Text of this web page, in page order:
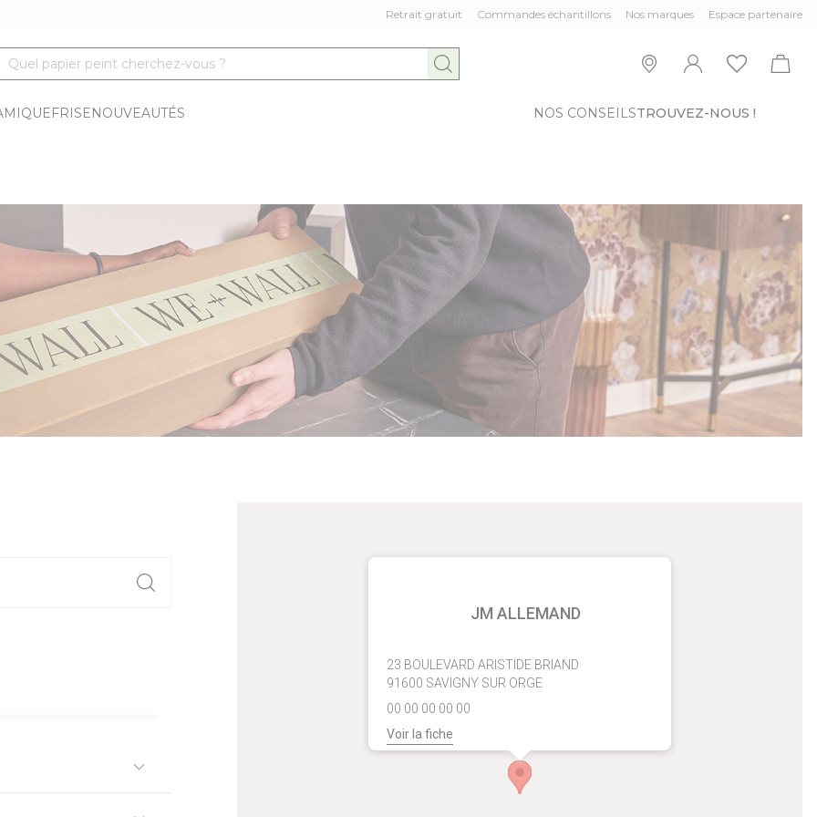
Retrait gratuit Commandes échantillons Nos marques Espace partenaire
Quel papier peint cherchez-vous ?
FRISENOUVEAUTÉS NOS CONSEILSTROUVEZ-NOUS !
JM ALLEMAND
23 BOULEVARD ARISTIDE BRIAND
91600 SAVIGNY SUR ORGE
00 00 00 00 00
Voir la fiche